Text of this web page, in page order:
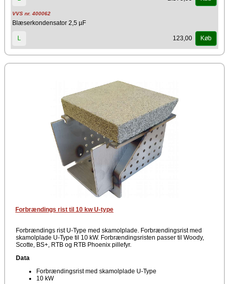
VVS nr. 400062
Blæserkondensator 2,5 µF
L 123,00 Køb
Forbrændings rist til 10 kw U-type
Forbrændings rist U-Type med skamolplade. Forbrændingsrist med
skamolplade U-Type til 10 kW. Forbrændingsristen passer til Woody,
Scotte, BS+, RTB og RTB Phoenix pillefyr.
Data
Forbrændingsrist med skamolplade U-Type
10 kW